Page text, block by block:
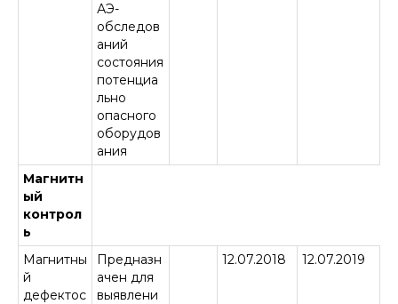
АЭ-
обследов
аний
состояния
потенциа
льно
опасного
оборудов
ания
Магнитн
ый
контрол
ь
Магнитны
й
дефектос
Предназн
ачен для
выявлени
12.07.2018 12.07.2019